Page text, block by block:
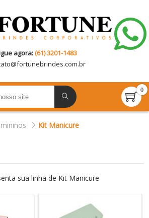
agora:(61) 3201-1483
fortunebrindes.com.br
0
Kit Manicure
sua linha de Kit Manicure